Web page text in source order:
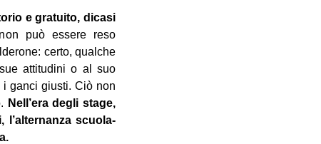
e gratuito, dicasi
può essere reso
certo, qualche
attitudini o al suo
ganci giusti. Ciò non
Nell’era degli stage,
scuola-